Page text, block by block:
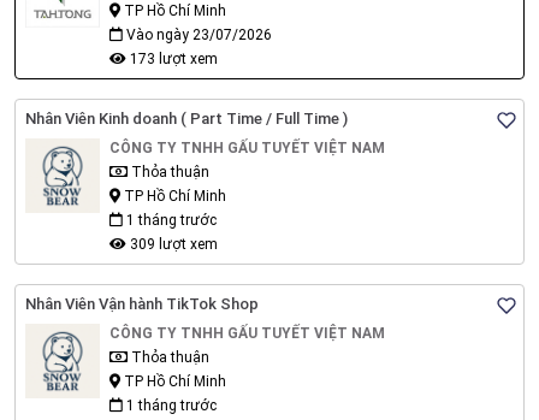
TP Hồ Chí Minh
Vào ngày 23/07/2026
173 lượt xem
Nhân Viên Kinh doanh ( Part Time / Full Time )
CÔNG TY TNHH GẤU TUYẾT VIỆT NAM
Thỏa thuận
TP Hồ Chí Minh
1 tháng trước
309 lượt xem
Nhân Viên Vận hành TikTok Shop
CÔNG TY TNHH GẤU TUYẾT VIỆT NAM
Thỏa thuận
TP Hồ Chí Minh
1 tháng trước